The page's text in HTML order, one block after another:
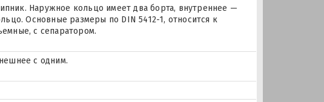
Наружное кольцо имеет два борта, внутреннее —
Основные размеры по DIN 5412-1, относится к
с сепаратором.
с одним.